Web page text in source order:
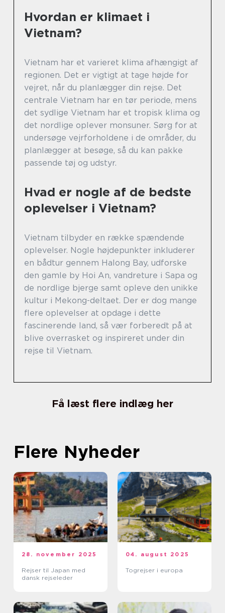
Hvordan er klimaet i
Vietnam?
Vietnam har et varieret klima afhængigt af
regionen. Det er vigtigt at tage højde for
vejret, når du planlægger din rejse. Det
centrale Vietnam har en tør periode, mens
det sydlige Vietnam har et tropisk klima og
det nordlige oplever monsuner. Sørg for at
undersøge vejrforholdene i de områder, du
planlægger at besøge, så du kan pakke
passende tøj og udstyr.
Hvad er nogle af de bedste
oplevelser i Vietnam?
Vietnam tilbyder en række spændende
oplevelser. Nogle højdepunkter inkluderer
en bådtur gennem Halong Bay, udforske
den gamle by Hoi An, vandreture i Sapa og
de nordlige bjerge samt opleve den unikke
kultur i Mekong-deltaet. Der er dog mange
flere oplevelser at opdage i dette
fascinerende land, så vær forberedt på at
blive overrasket og inspireret under din
rejse til Vietnam.
Få læst flere indlæg her
Flere Nyheder
28. november 2025
Rejser til Japan med
dansk rejseleder
04. august 2025
Togrejser i europa